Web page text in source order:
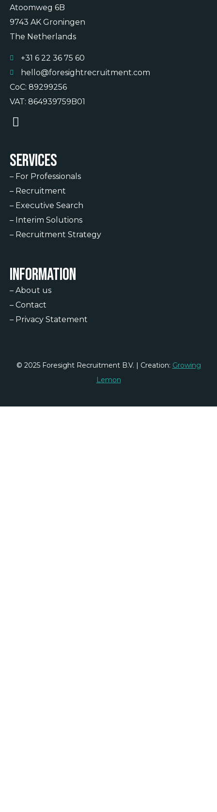
Atoomweg 6B
9743 AK Groningen
The Netherlands
+31 6 22 36 75 60
hello@foresightrecruitment.com
CoC: 89299256
VAT: 864939759B01
Services
– For Professionals
– Recruitment
– Executive Search
– Interim Solutions
– Recruitment Strategy
Information
– About us
– Contact
– Privacy Statement
© 2025 Foresight Recruitment B.V. | Creation: Growing
Lemon